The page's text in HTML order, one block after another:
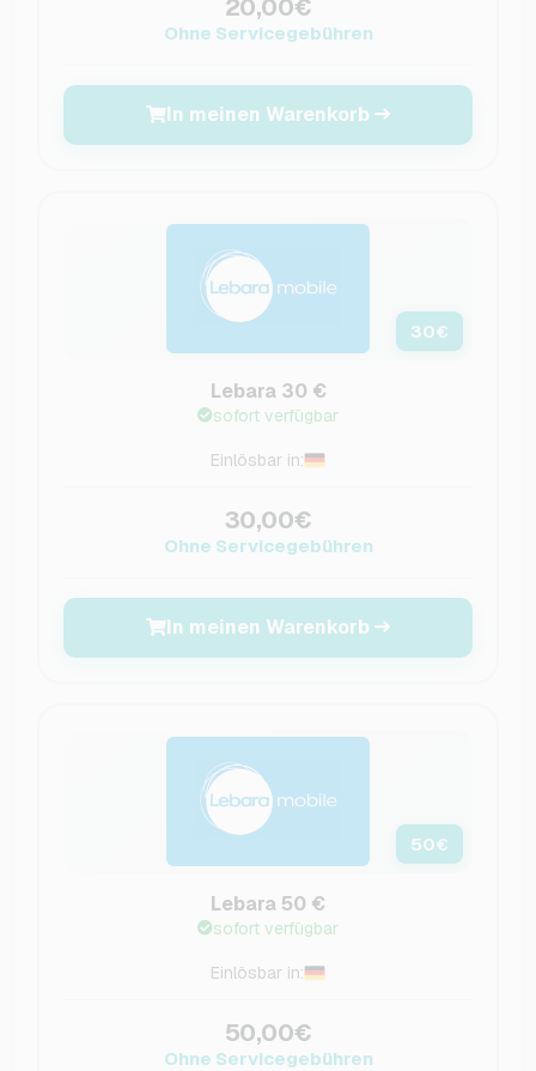
20,00€
Ohne Servicegebühren
In meinen Warenkorb
30€
Lebara 30 €
sofort verfügbar
Einlösbar in:
30,00€
Ohne Servicegebühren
In meinen Warenkorb
50€
Lebara 50 €
sofort verfügbar
Einlösbar in:
50,00€
Ohne Servicegebühren